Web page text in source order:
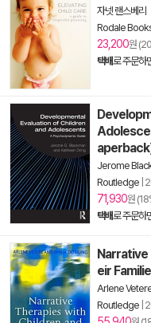
자넷 랜스베리
Rodale
23,200원
택배로 주문하
Jerome
Routledge
71,930원
택배로 주문하
eir
Arlene
Routledge